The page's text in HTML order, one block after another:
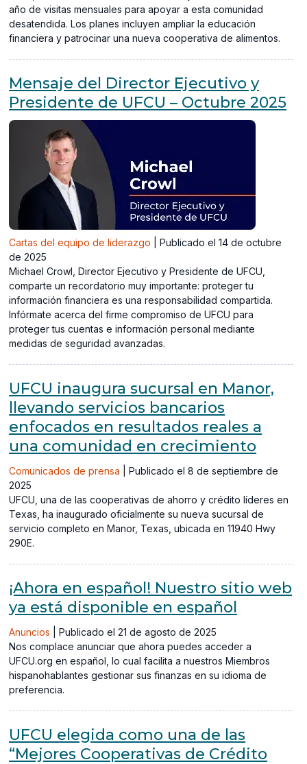
año de visitas mensuales para apoyar a esta comunidad
desatendida. Los planes incluyen ampliar la educación
financiera y patrocinar una nueva cooperativa de alimentos.
Mensaje del Director Ejecutivo y
Presidente de UFCU – Octubre 2025
Cartas del equipo de liderazgo |Publicado el 14 de octubre
de 2025
Michael Crowl, Director Ejecutivo y Presidente de UFCU,
comparte un recordatorio muy importante: proteger tu
información financiera es una responsabilidad compartida.
Infórmate acerca del firme compromiso de UFCU para
proteger tus cuentas e información personal mediante
medidas de seguridad avanzadas.
UFCU inaugura sucursal en Manor,
llevando servicios bancarios
enfocados en resultados reales a
una comunidad en crecimiento
Comunicados de prensa |Publicado el 8 de septiembre de
2025
UFCU, una de las cooperativas de ahorro y crédito líderes en
Texas, ha inaugurado oficialmente su nueva sucursal de
servicio completo en Manor, Texas, ubicada en 11940 Hwy
290E.
¡Ahora en español! Nuestro sitio web
ya está disponible en español
Anuncios |Publicado el 21 de agosto de 2025
Nos complace anunciar que ahora puedes acceder a
UFCU.org en español, lo cual facilita a nuestros Miembros
hispanohablantes gestionar sus finanzas en su idioma de
preferencia.
UFCU elegida como una de las
“Mejores Cooperativas de Crédito